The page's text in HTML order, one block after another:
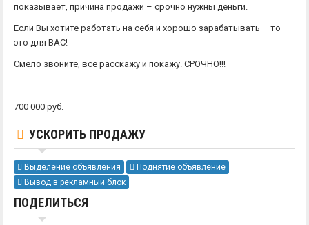
показывает, причина продажи – срочно нужны деньги.
Если Вы хотите работать на себя и хорошо зарабатывать – то
это для ВАС!
Смело звоните, все расскажу и покажу. СРОЧНО!!!
700 000 руб.
УСКОРИТЬ ПРОДАЖУ
Выделение объявления
Поднятие объявление
Вывод в рекламный блок
ПОДЕЛИТЬСЯ